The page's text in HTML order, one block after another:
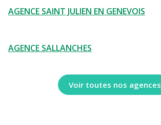
AGENCE SAINT JULIEN EN GENEVOIS
AGENCE SALLANCHES
Voir toutes nos agences